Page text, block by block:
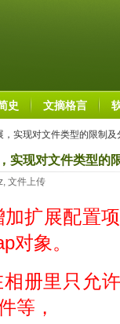
史 文摘格言
实现对文件类型的限制及
实现对文件类型的
, 文件上传
扩展配置
对象。
册里只允
等，